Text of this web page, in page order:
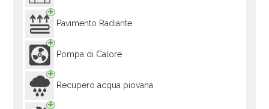
Pavimento Radiante
Pompa di Calore
Recupero acqua piovana